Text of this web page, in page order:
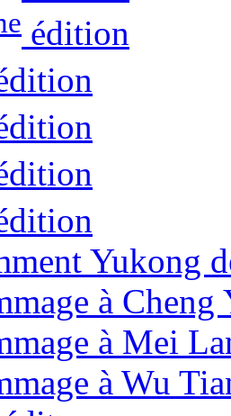
édition
Yukong
à Cheng
à Mei
à Wu